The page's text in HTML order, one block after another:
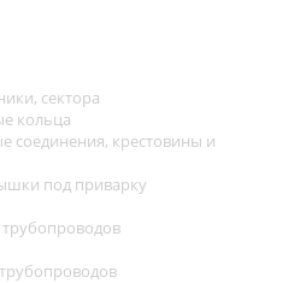
сектора
кольца
соединения, крестовины и
под приварку